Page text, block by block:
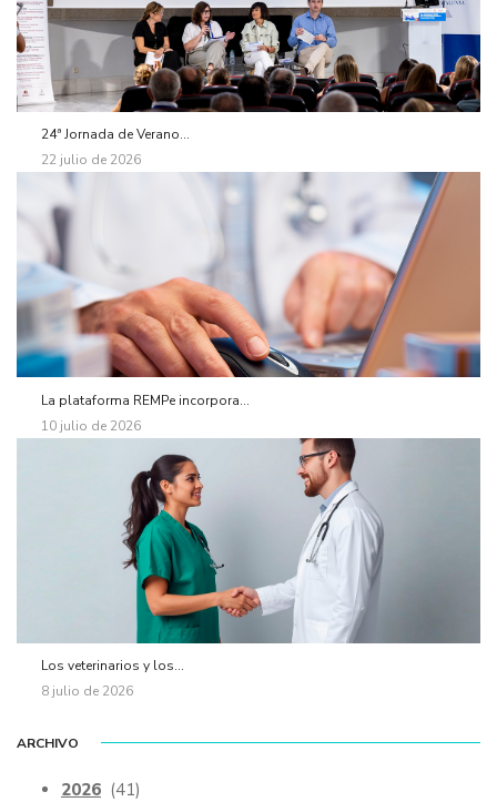
24ª Jornada de Verano...
22 julio de 2026
La plataforma REMPe incorpora...
10 julio de 2026
Los veterinarios y los...
8 julio de 2026
ARCHIVO
2026 (41)